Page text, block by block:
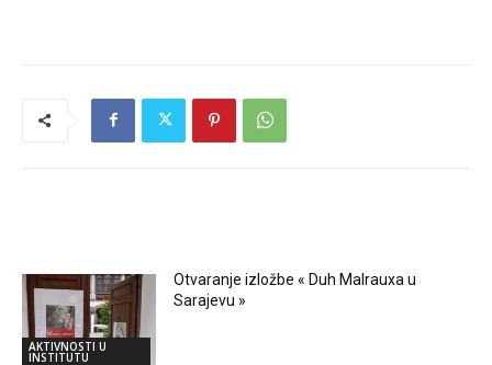
AKTIVNOSTI U
INSTITUTU
Otvaranje izložbe « Duh Malrauxa u
Sarajevu »